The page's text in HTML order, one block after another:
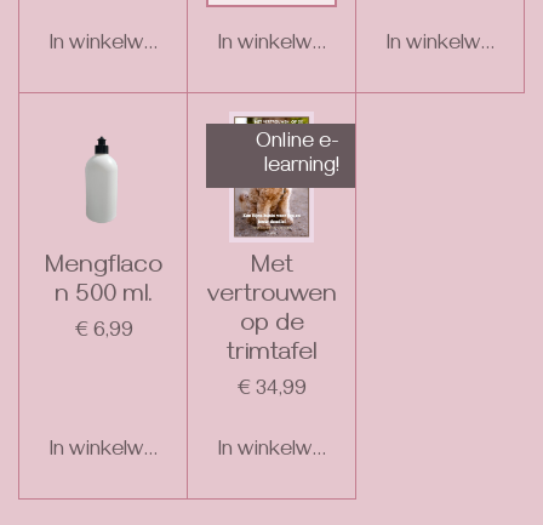
In winkelwagen In winkelwagen In winkelwagen
Mengflaco
n 500 ml.
€ 6,99
In winkelwagen
Online e-
learning!
Met
vertrouwen
op de
trimtafel
€ 34,99
In winkelwagen